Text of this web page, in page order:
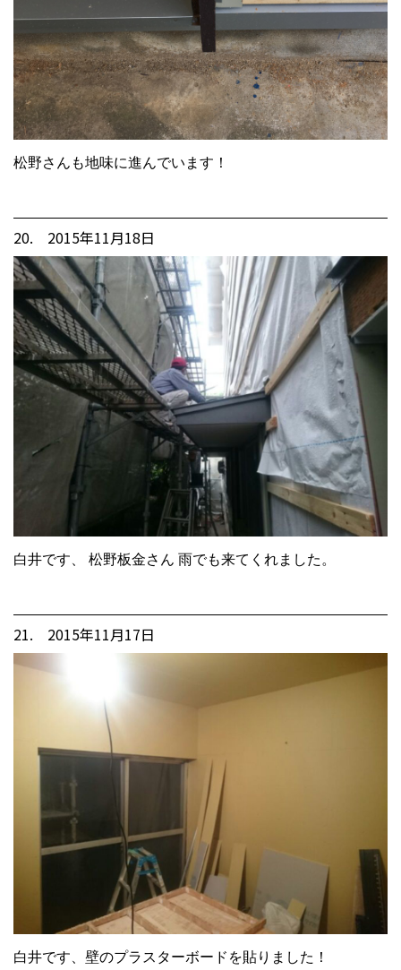
松野さんも地味に進んでいます！
20. 2015年11月18日
白井です、 松野板金さん 雨でも来てくれました。
21. 2015年11月17日
白井です、壁のプラスターボードを貼りました！